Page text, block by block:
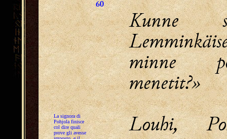
60
Kunne
minne
menetit?»
La signora di
Pohjola finisce
col dire quali
prove gli avesse
Louhi,